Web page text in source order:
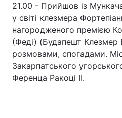
21.00 - Прийшов із
у світі клезмера
нагородженого премією
(Феді) (Будапешт Клезмер
розмовами, спогадами.
Закарпатського
Ференца Ракоці II.